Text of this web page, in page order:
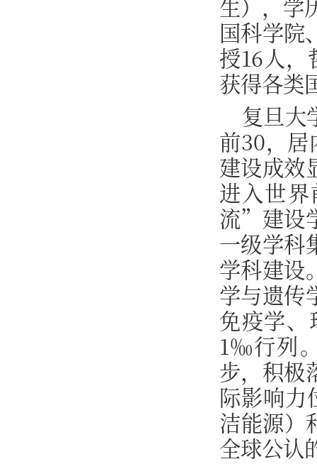
生），学
国科学院
授16人
获得各类
复旦大
前30，
建设成效
进入世
流”建设
一级学科
学科建设
学与遗传
免疫学
1‰行列
步，积极
际影响力
洁能源）
全球公认